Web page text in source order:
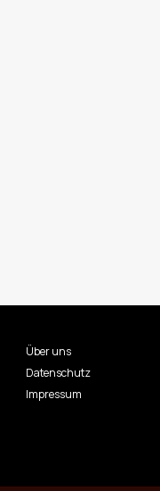
Über uns
Datenschutz
Impressum